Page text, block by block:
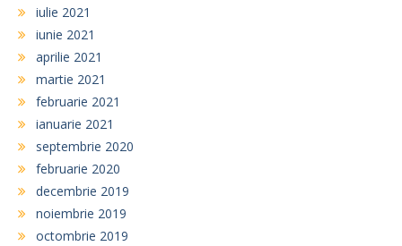
iulie 2021
iunie 2021
aprilie 2021
martie 2021
februarie 2021
ianuarie 2021
septembrie 2020
februarie 2020
decembrie 2019
noiembrie 2019
octombrie 2019